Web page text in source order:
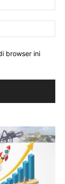
browser ini